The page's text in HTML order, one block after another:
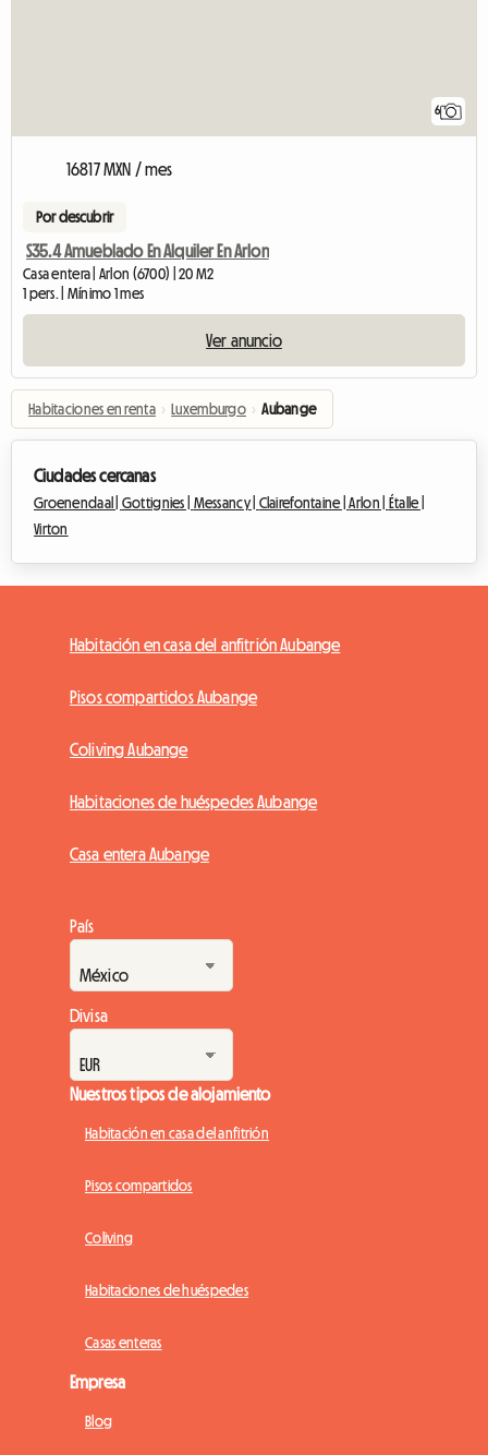
6
16817 MXN / mes
Por descubrir
S35.4 Amueblado En Alquiler En Arlon
Casa entera | Arlon (6700) | 20 M2
1 pers. | Mínimo 1 mes
Ver anuncio
Habitaciones en renta › Luxemburgo › Aubange
Ciudades cercanas
Groenendaal | Gottignies | Messancy | Clairefontaine |Arlon | Étalle |
Virton
Habitación en casa del anfitrión Aubange
Pisos compartidos Aubange
Coliving Aubange
Habitaciones de huéspedes Aubange
Casa entera Aubange
País
Divisa
Nuestros tipos de alojamiento
Habitación en casa del anfitrión
Pisos compartidos
Coliving
Habitaciones de huéspedes
Casas enteras
Empresa
Blog